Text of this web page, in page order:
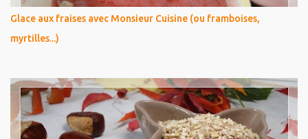
Glace aux fraises avec Monsieur Cuisine (ou framboises,
myrtilles...)